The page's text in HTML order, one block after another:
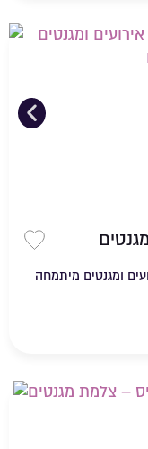
ומגנטים מיתמחה